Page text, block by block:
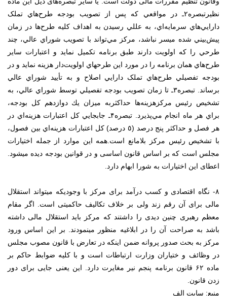
نظیرﺗﺒﺼﺮه۲ـ ﺩﺭ ﻣﻮﺍﻗﻌﻲ ﮐﻪ ﭘﺲ ﺍﺯ ﺗﺼﻮﻳﺐ ﺑﻮﺩﺟﻪ ﻃﺮﺡﻫﺎﻱ ﺗﻤﻠﮏ
ﺩﺍﺭﺍﻳﻲﻫﺎﻱ ﺳﺮﻣﺎﻳﻪﺍﻱ، ﺑﻪ ﻋﻠﻠﻲ ﺭﺳﻴﺪﻥ ﺑﻪ ﺍﻫﺪﺍﻑ ﮐﻠﻴﻪ ﻃﺮﺡﻫﺎ ﺩﺭ ﺯﻣﺎﻥ
ﭘﻴﺶﺑﻴﻨﻲ ﺷﺪﻩ ﻣﻴﺴﺮ ﻧﺒﺎﺷﺪ، ﻣﺮﻛﺰ ﻣﻲﺗﻮﺍﻧﺪ ﺑﺎ ﺗﺼﻮﻳﺐ ﺷﻮﺭﺍﻱ ﻋﺎﻟﻲ، ﭼﻨﺪ
ﻃﺮﺣﻲ ﺭﺍ ﮐﻪ ﺍﻭﻟﻮﻳﺖ ﺩﺍﺭﻧﺪ ﻃﺒﻖ ﺑﺮﻧﺎﻣﻪ ﺗﮑﻤﻴﻞ ﻧﻤﺎﻳﺪ ﻭ ﺍﻋﺘﺒﺎﺭﺍﺕ ﺳﺎﻳﺮ
ﻃﺮﺡﻫﺎﻱ ﻫﻤﺎﻥ ﺑﺮﻧﺎﻣﻪ ﺭﺍ ﺩﺭ ﻣﻮﺭﺩ ﺍﻳﻦ ﻃﺮﺣﻬﺎﻱ ﺍﻭﻟﻮﻳﺖﺩﺍﺭ ﻫﺰﻳﻨﻪ ﻧﻤﺎﻳﺪ ﻭ ﺩﺭ
ﺑﻮﺩﺟﻪ ﺗﻔﺼﻴﻠﻲ ﻃﺮﺡ‌ﻫﺎﻱ ﺗﻤﻠﮏ ﺩﺍﺭﺍﻳﻲ ﺍﺻﻼﺡ ﻭ ﺑﻪ ﺗﺄﻳﻴﺪ ﺷﻮﺭﺍﻱ ﻋﺎﻟﻲ
ﺑﺮﺳﺎﻧﺪ. ﺗﺒﺼﺮه۳ـ ﺗﺎ ﺯﻣﺎﻥ ﺗﺼﻮﻳﺐ ﺑﻮﺩﺟﻪ ﺗﻔﺼﻴﻠﻲ ﺗﻮﺳﻂ ﺷﻮﺭﺍﻱ ﻋﺎﻟﻲ، ﺑﻪ
ﺗﺸﺨﻴﺺ رئیس ﻣﺮﻛﺰﻫﺰﻳﻨﻪﻫﺎ ﺣﺪﺍﻛﺜﺮﺑﻪ ﻣﻴﺰﺍﻥ ﻳﻚ ﺩﻭﺍﺯﺩﻫﻢ ﻛﻞ ﺑﻮﺩﺟﻪ،
ﺑﺮﺍﻱ ﻫﺮ ﻣﺎﻩ ﺍﻧﺠﺎﻡ ﻣﻲﭘﺬﻳﺮﺩ. ﺗﺒﺼﺮه۴ـ ﺟﺎﺑﺠﺎﻳﻲ ﻛﻞ ﺍﻋﺘﺒﺎﺭﺍﺕ ﻫﺰﻳﻨﻪﺍﻱ ﺩﺭ
ﻫﺮ ﻓﺼﻞ ﻭ ﺣﺪﺍﻛﺜﺮ ﭘﻨﺞ ﺩﺭﺻﺪ (٥ ﺩﺭﺻﺪ) ﻛﻞ ﺍﻋﺘﺒﺎﺭﺍﺕ ﻫﺰﻳﻨﻪﺍﻱ ﺑﻴﻦ ﻓﺼﻮﻝ،
ﺑﺎ ﺗﺸﺨﻴﺺ رئیس ﻣﺮﻛﺰ ﺑﻼﻣﺎﻧﻊ ﺍﺳﺖ.همه این موارد از جمله اختیارات
مجلس است که بر اساس قانون اساسی و در قوانین بودجه دیده میشود.
اعطای این اختیارات به شورا ابهام دارد.
۸- نگاه اقتصادی و کسب درآمد برای مرکز با وجودیکه میتواند استقلال
مالی برای آن رقم زند ولی بر خلاف تکالیف حاکمیتی است. اگر مقام
معظم رهبری چنین دیدی را داشتند که مرکز باید استقلال مالی داشته
باشد به صراحت آن را در ابلاغیه منظور مینمودند. بر این اساس ورود
مرکز به بحث صدور پروانه ضمن اینکه در تعارض با قانون مصوب مجلس
در وظائف و ختیاران وزارت ارتباطات است و با کلیه ضوابط حاکم بر
ماده ۶۲ قانون برنامه پنجم نیر مغایرت دارد. این یعنی جایی برای دور
زدن قانون.
منبع: سایت الف